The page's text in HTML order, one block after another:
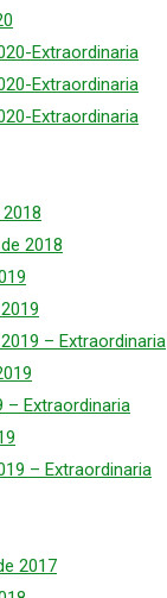
Extraordinaria
Extraordinaria
Extraordinaria
2018
– Extraordinaria
– Extraordinaria
– Extraordinaria
2017